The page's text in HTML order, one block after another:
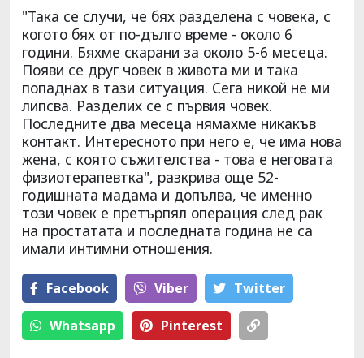
"Така се случи, че бях разделена с човека, с
когото бях от по-дълго време - около 6
години. Бяхме скарани за около 5-6 месеца.
Появи се друг човек в живота ми и така
попаднах в тази ситуация. Сега никой не ми
липсва. Разделих се с първия човек.
Последните два месеца нямахме никакъв
контакт. Интересното при него е, че има нова
жена, с която съжителства - това е неговата
физиотерапевтка", разкрива още 52-
годишната мадама и допълва, че именно
този човек е претърпял операция след рак
на простатата и последната година не са
имали интимни отношения.
Facebook Viber Тwitter
Whatsapp Pinterest